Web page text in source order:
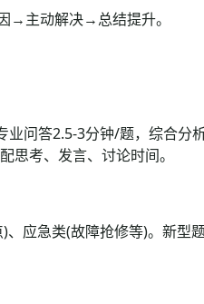
→主动解决→总结提升。
问答2.5-3分钟/题，综合分
思考、发言、讨论时间。
应急类(故障抢修等)。新型